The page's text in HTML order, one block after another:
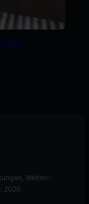
play?
Welten-
2026.